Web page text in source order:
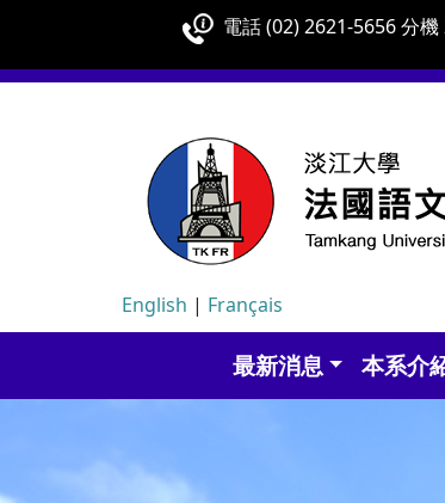
電話 (02) 2621-5656 分
English | Français
最新消息 本系介